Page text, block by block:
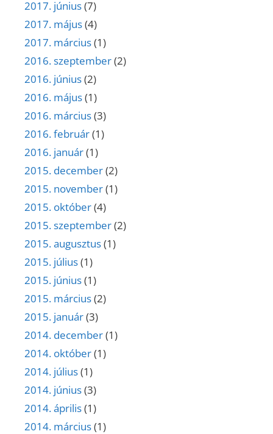
2017. június(7)
2017. május(4)
2017. március(1)
2016. szeptember(2)
2016. június(2)
2016. május(1)
2016. március(3)
2016. február(1)
2016. január(1)
2015. december(2)
2015. november(1)
2015. október(4)
2015. szeptember(2)
2015. augusztus(1)
2015. július(1)
2015. június(1)
2015. március(2)
2015. január(3)
2014. december(1)
2014. október(1)
2014. július(1)
2014. június(3)
2014. április(1)
2014. március(1)